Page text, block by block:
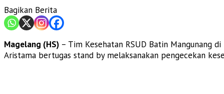
Bagikan Berita
Magelang (HS) – Tim Kesehatan RSUD Batin Mangunang
Aristama bertugas stand by melaksanakan pengecekan